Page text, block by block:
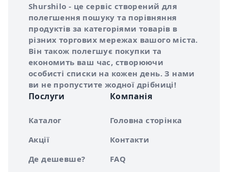
Про сервіс Shurshilo
Shurshilo - це сервіс створений для
полегшення пошуку та порівняння
продуктів за категоріями товарів в
різних торгових мережах вашого міста.
Він також полегшує покупки та
економить ваш час, створюючи
особисті списки на кожен день. З нами
ви не пропустите жодної дрібниці!
Послуги
Каталог
Акції
Де дешевше?
Компанія
Головна сторінка
Контакти
FAQ